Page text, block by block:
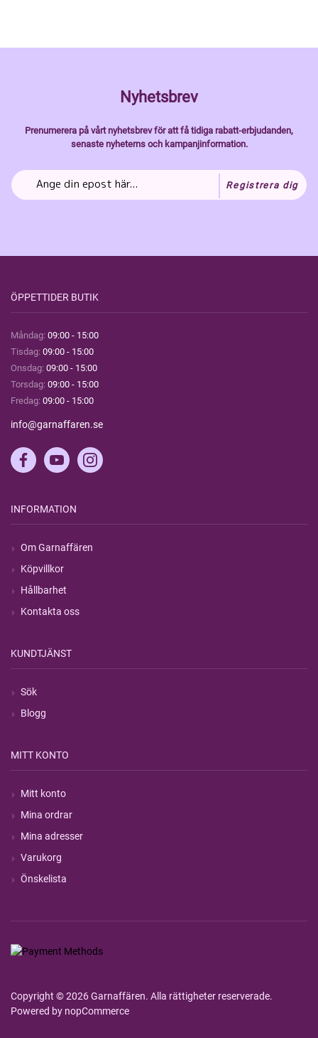
Nyhetsbrev
Prenumerera på vårt nyhetsbrev för att få tidiga rabatt-erbjudanden,
senaste nyheterns och kampanjinformation.
Registrera dig
ÖPPETTIDER BUTIK
Måndag: 09:00 - 15:00
Tisdag: 09:00 - 15:00
Onsdag: 09:00 - 15:00
Torsdag: 09:00 - 15:00
Fredag: 09:00 - 15:00
info@garnaffaren.se
INFORMATION
Om Garnaffären
Köpvillkor
Hållbarhet
Kontakta oss
KUNDTJÄNST
Sök
Blogg
MITT KONTO
Mitt konto
Mina ordrar
Mina adresser
Varukorg
Önskelista
Copyright © 2026 Garnaffären. Alla rättigheter reserverade.
Powered by nopCommerce